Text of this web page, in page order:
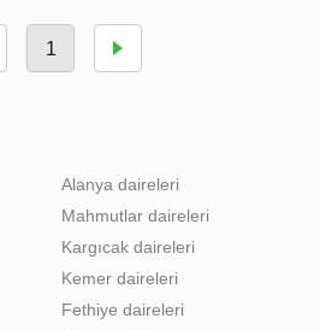
1
Alanya daireleri
Mahmutlar daireleri
Kargıcak daireleri
Kemer daireleri
Fethiye daireleri